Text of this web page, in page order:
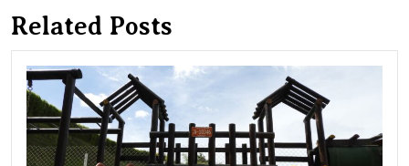
Related Posts